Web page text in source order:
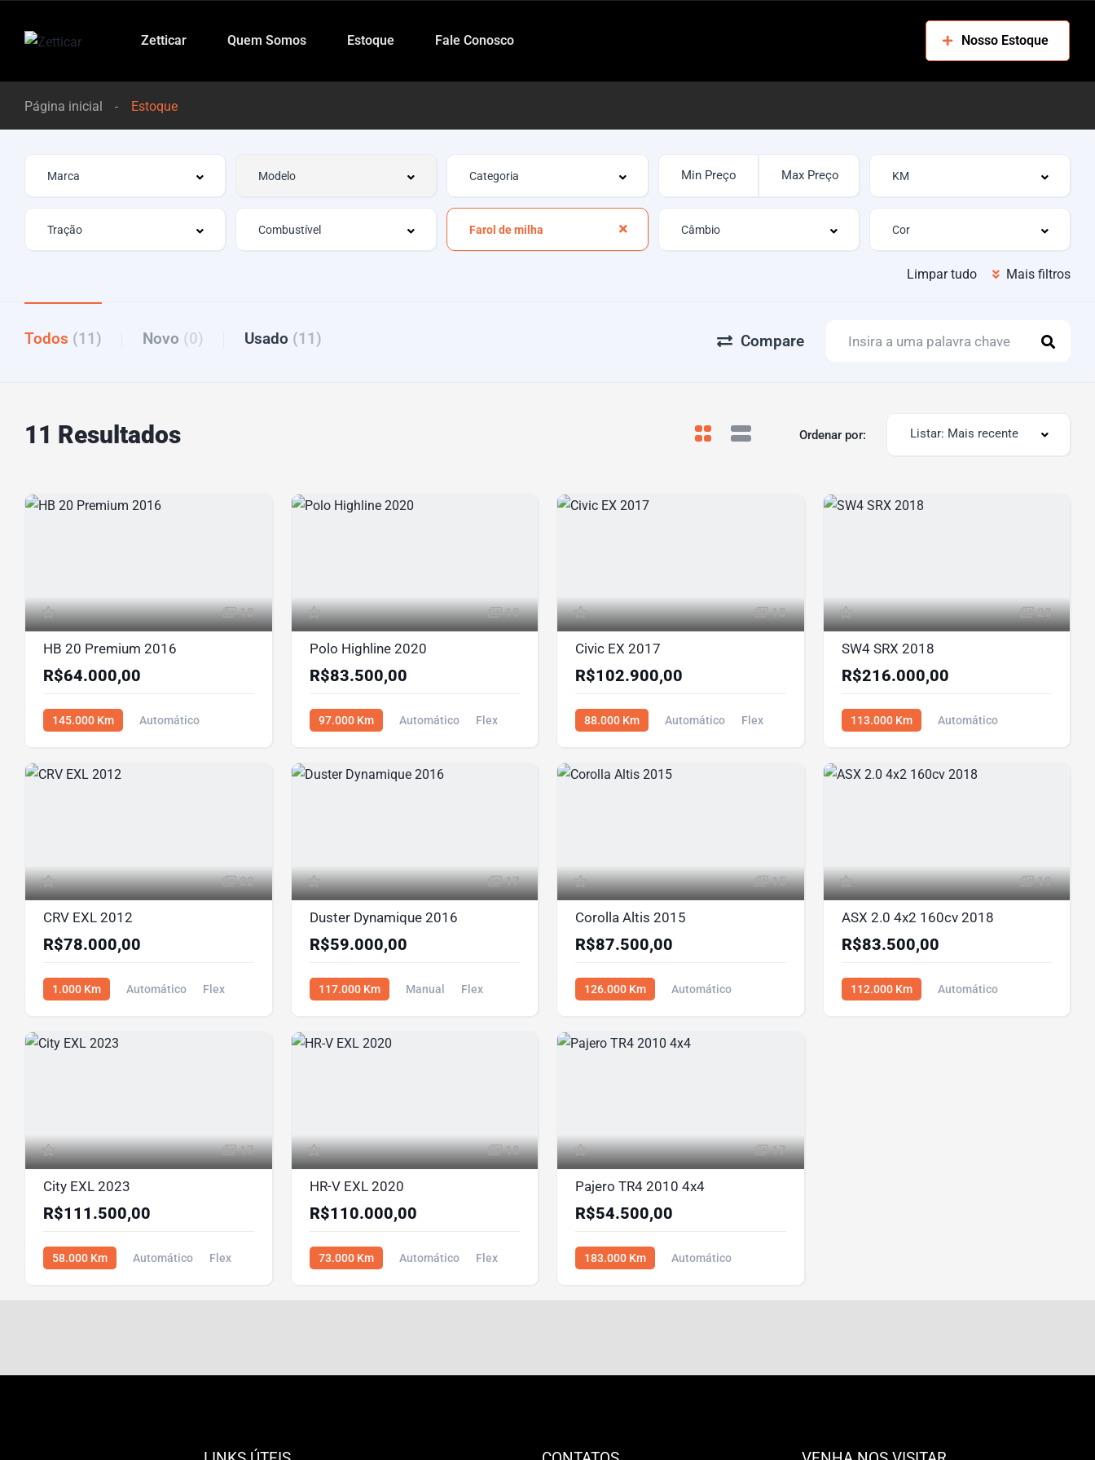
Zetticar Quem Somos Estoque Fale Conosco Nosso Estoque
Página inicial Estoque
Farol de milha
Limpar tudo Mais filtros
Todos (11) Novo (0) Usado (11) Compare
11 Resultados Ordenar por: Listar: Mais recente
18
HB 20 Premium 2016
R$64.000,00
145.000 Km
Automático
19
Polo Highline 2020
R$83.500,00
97.000 Km Automático
Flex
18
Civic EX 2017
R$102.900,00
88.000 Km Automático
Flex
20
SW4 SRX 2018
R$216.000,00
113.000 Km
Automático
22
CRV EXL 2012
R$78.000,00
1.000 Km Automático
Flex
17
Duster Dynamique 2016
R$59.000,00
117.000 Km Manual
Flex
15
Corolla Altis 2015
R$87.500,00
126.000 Km
Automático
19
ASX 2.0 4x2 160cv 2018
R$83.500,00
112.000 Km
Automático
17
City EXL 2023
R$111.500,00
58.000 Km Automático
Flex
18
HR-V EXL 2020
R$110.000,00
73.000 Km Automático
Flex
17
Pajero TR4 2010 4x4
R$54.500,00
183.000 Km
Automático